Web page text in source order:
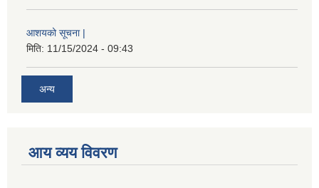
आशयको सूचना |
मिति: 11/15/2024 - 09:43
अन्य
आय व्यय विवरण